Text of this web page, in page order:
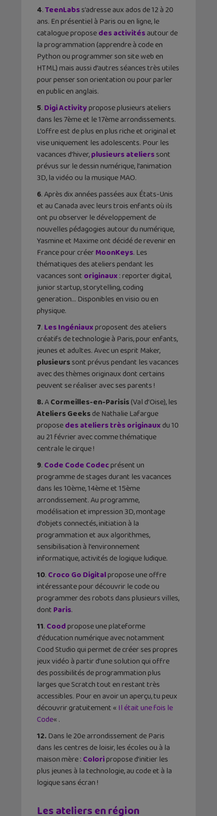
4.TeenLabss’adresse aux ados de 12 à 20
ans. En présentiel à Paris ou en ligne, le
catalogue proposedes activitésautour de
la programmation (apprendre à code en
Python ou programmer son site web en
HTML) mais aussi d’autres séances très utiles
pour penser son orientation ou pour parler
en public en anglais.
5. Digi Activitypropose plusieurs ateliers
dans les 7ème et le 17ème arrondissements.
L’offre est de plus en plus riche et original et
vise uniquement les adolescents. Pour les
vacances d’hiver,plusieurs atelierssont
prévus sur le dessin numérique, l’animation
3D, la vidéo ou la musique MAO.
6. Après dix années passées aux États-Unis
et au Canada avec leurs trois enfants où ils
ont pu observer le développement de
nouvelles pédagogies autour du numérique,
Yasmine et Maxime ont décidé de revenir en
France pour créerMoonKeys. Les
thématiques des ateliers pendant les
vacances sont originaux : reporter digital,
junior startup, storytelling, coding
generation… Disponibles en visio ou en
physique.
7. Les Ingéniauxproposent des ateliers
créatifs de technologie à Paris, pour enfants,
jeunes et adultes. Avec un esprit Maker,
plusieurssont prévus pendant les vacances
avec des thèmes originaux dont certains
peuvent se réaliser avec ses parents !
8.ACormeilles-en-Parisis(Val d’Oise), les
Ateliers Geeksde Nathalie Lafargue
proposedes ateliers très originaux du 10
au 21 février avec comme thématique
centrale le cirque !
9. Code Code Codecprésent un
programme de stages durant les vacances
dans les 10ème, 14ème et 15ème
arrondissement. Au programme,
modélisation et impression 3D, montage
d’objets connectés, initiation à la
programmation et aux algorithmes,
sensibilisation à l’environnement
informatique, activités de logique ludique.
10. Croco Go Digitalpropose une offre
intéressante pour découvrir le code ou
programmer des robots dans plusieurs villes,
dont Paris.
11. Coodpropose une plateforme
d’éducation numérique avec notamment
Cood Studio qui permet de créer ses propres
jeux vidéo à partir d’une solution qui offre
des possibilités de programmation plus
larges que Scratch tout en restant très
accessibles. Pour en avoir un aperçu, tu peux
découvrir gratuitement « Il était une fois le
Code« .
12.Dans le 20e arrondissement de Paris
dans les centres de loisir, les écoles ou à la
maison mère : Coloripropose d’initier les
plus jeunes à la technologie, au code et à la
logique sans écran !
Les ateliers en région